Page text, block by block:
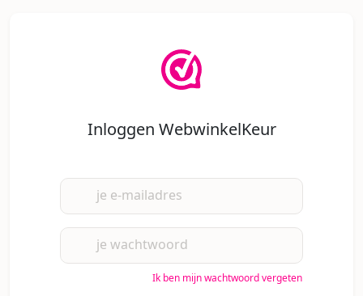
Inloggen WebwinkelKeur
je e-mailadres
je wachtwoord
Ik ben mijn wachtwoord vergeten